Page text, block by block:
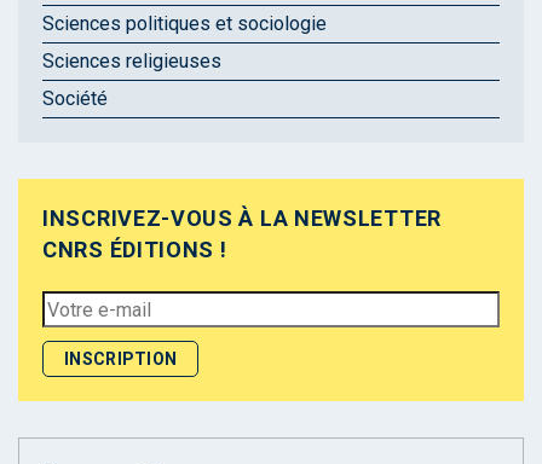
Sciences politiques et sociologie
Sciences religieuses
Société
INSCRIVEZ-VOUS À LA NEWSLETTER
CNRS ÉDITIONS !